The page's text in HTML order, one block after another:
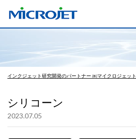
インクジェット研究開発のパートナー ㈱マイクロジェット
シリコーン
2023.07.05